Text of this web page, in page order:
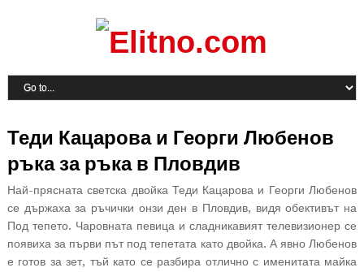
Теди Кацарова и Георги Любенов
ръка за ръка в Пловдив
Най-прясната светска двойка Теди Кацарова и Георги Любенов
се държаха за ръчички онзи ден в Пловдив, видя обективът на
Под тепето. Чаровната певица и сладникавият телевизионер се
появиха за първи път под тепетата като двойка. А явно Любенов
е готов за зет, тъй като се разбира отлично с именитата майка